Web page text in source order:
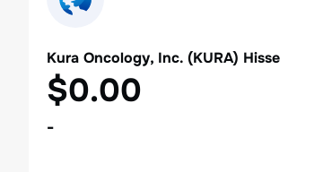
Kura Oncology, Inc. (KURA) Hisse
$0.00
-